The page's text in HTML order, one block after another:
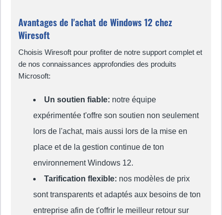
Avantages de l'achat de Windows 12 chez
Wiresoft
Choisis Wiresoft pour profiter de notre support complet et
de nos connaissances approfondies des produits
Microsoft:
Un soutien fiable: notre équipe
expérimentée t'offre son soutien non seulement
lors de l'achat, mais aussi lors de la mise en
place et de la gestion continue de ton
environnement Windows 12.
Tarification flexible: nos modèles de prix
sont transparents et adaptés aux besoins de ton
entreprise afin de t'offrir le meilleur retour sur